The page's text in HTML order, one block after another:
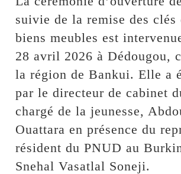
suivie de la remise des clés
biens meubles est
28 avril 2026 à Dédougou,
la région de Bankui. Elle a
par le directeur de cabinet
chargé de la jeunesse,
Ouattara en présence du
résident du PNUD au
Snehal Vasatlal Soneji.